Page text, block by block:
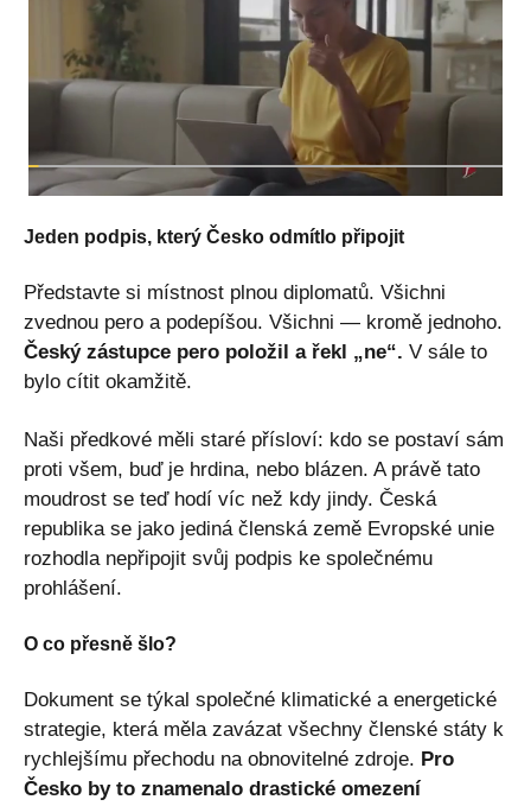
Jeden podpis, který Česko odmítlo připojit
Představte si místnost plnou diplomatů. Všichni
zvednou pero a podepíšou. Všichni — kromě jednoho.
Český zástupce pero položil a řekl „ne“. V sále to
bylo cítit okamžitě.
Naši předkové měli staré přísloví: kdo se postaví sám
proti všem, buď je hrdina, nebo blázen. A právě tato
moudrost se teď hodí víc než kdy jindy. Česká
republika se jako jediná členská země Evropské unie
rozhodla nepřipojit svůj podpis ke společnému
prohlášení.
O co přesně šlo?
Dokument se týkal společné klimatické a energetické
strategie, která měla zavázat všechny členské státy k
rychlejšímu přechodu na obnovitelné zdroje. Pro
Česko by to znamenalo drastické omezení